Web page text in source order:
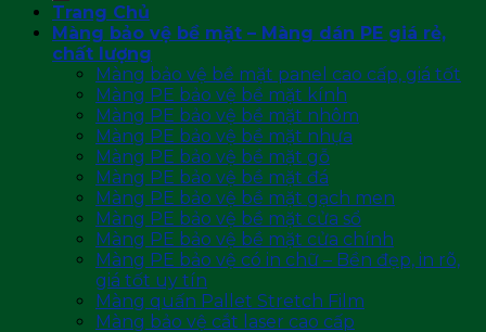
Trang Chủ
Màng bảo vệ bề mặt – Màng dán PE giá rẻ,
chất lượng
Màng bảo vệ bề mặt panel cao cấp, giá tốt
Màng PE bảo vệ bề mặt kính
Màng PE bảo vệ bề mặt nhôm
Màng PE bảo vệ bề mặt nhựa
Màng PE bảo vệ bề mặt gỗ
Màng PE bảo vệ bề mặt đá
Màng PE bảo vệ bề mặt gạch men
Màng PE bảo vệ bề mặt cửa sổ
Màng PE bảo vệ bề mặt cửa chính
Màng PE bảo vệ có in chữ – Bền đẹp, in rõ,
giá tốt uy tín
Màng quấn Pallet Stretch Film
Màng bảo vệ cắt laser cao cấp